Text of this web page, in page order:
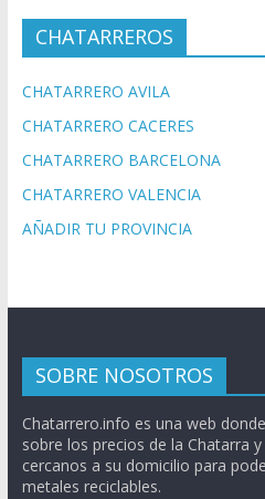
CHATARREROS
CHATARRERO AVILA
CHATARRERO CACERES
CHATARRERO BARCELONA
CHATARRERO VALENCIA
AÑADIR TU PROVINCIA
SOBRE NOSOTROS
Chatarrero.info es una web
sobre los precios de la Chatarra
cercanos a su domicilio para
metales reciclables.